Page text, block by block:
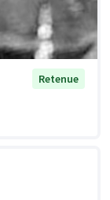
Retenue